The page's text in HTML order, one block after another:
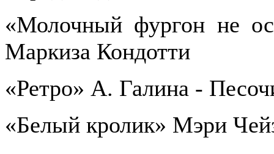
«Молочный фургон не
Маркиза Кондотти
«Ретро» А. Галина -
«Белый кролик» Мэри